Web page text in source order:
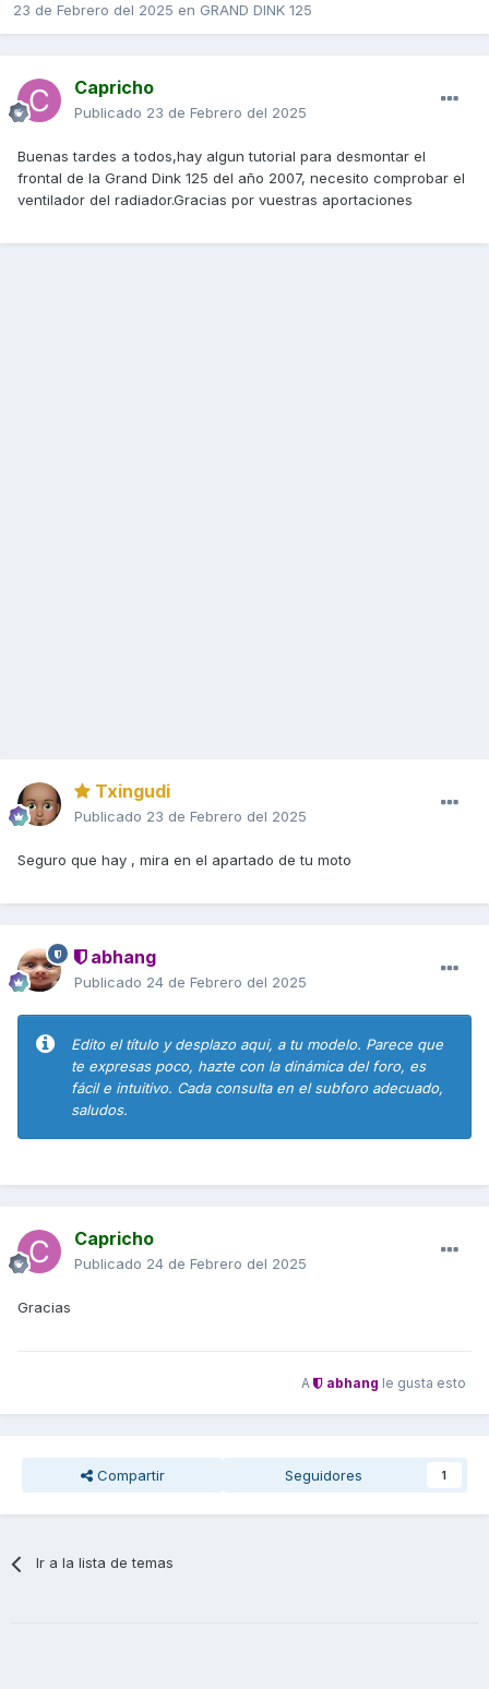
23 de Febrero del 2025 en GRAND DINK 125
Capricho
Publicado 23 de Febrero del 2025
Buenas tardes a todos,hay algun tutorial para desmontar el
frontal de la Grand Dink 125 del año 2007, necesito comprobar el
ventilador del radiador.Gracias por vuestras aportaciones
Txingudi
Publicado 23 de Febrero del 2025
Seguro que hay , mira en el apartado de tu moto
abhang
Publicado 24 de Febrero del 2025
Edito el título y desplazo aqui, a tu modelo. Parece que
te expresas poco, hazte con la dinámica del foro, es
fácil e intuitivo. Cada consulta en el subforo adecuado,
saludos.
Capricho
Publicado 24 de Febrero del 2025
Gracias
A abhang le gusta esto
Compartir Seguidores 1
Ir a la lista de temas